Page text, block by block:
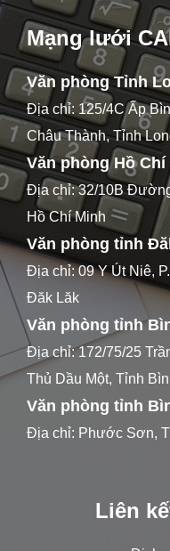
Mạng lưới
Văn phòng Tỉnh
Địa chỉ: 125/4C Ấp
Châu Thành, Tỉnh
Văn phòng Hồ Chí
Địa chỉ: 32/10B
Hồ Chí Minh
Văn phòng tỉnh
Địa chỉ: 09 Y Út Niê,
Đăk Lăk
Văn phòng tỉnh
Địa chỉ: 172/75/25
Thủ Dầu Một, Tỉnh
Văn phòng tỉnh
Địa chỉ: Phước Sơn,
Liên